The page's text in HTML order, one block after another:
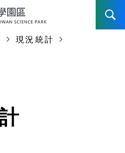
現況統計